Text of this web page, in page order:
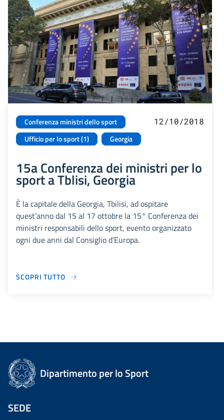
Conferenza ministri dello sport
Ufficio per lo sport (1)
Georgia
12/10/2018
15a Conferenza dei ministri per lo
sport a Tblisi, Georgia
È la capitale della Georgia, Tbilisi, ad ospitare
quest’anno dal 15 al 17 ottobre la 15° Conferenza dei
ministri responsabili dello sport, evento organizzato
ogni due anni dal Consiglio d’Europa.
SCOPRI TUTTO
Dipartimento per lo Sport
SEDE